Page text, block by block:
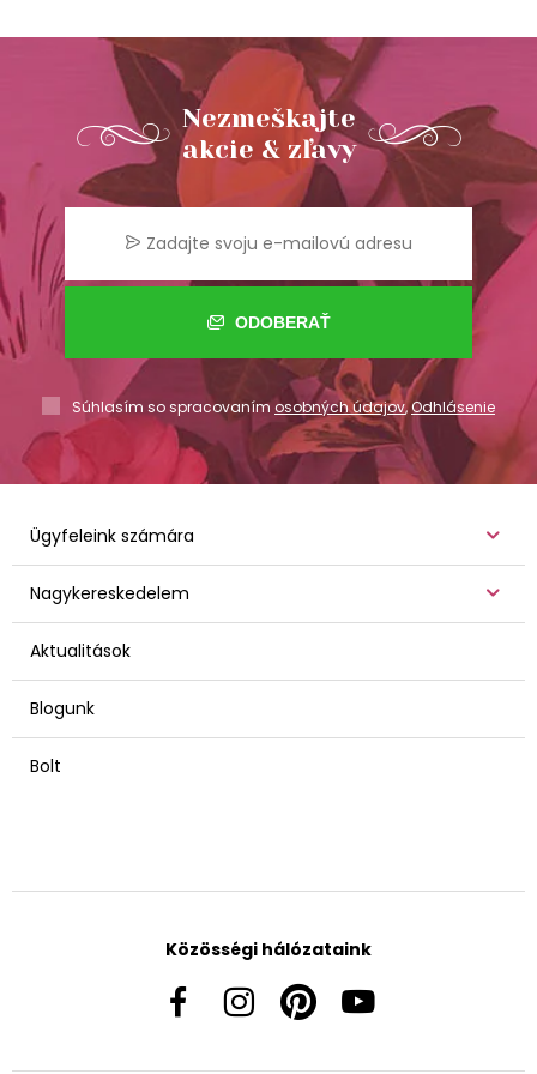
Nezmeškajte
akcie & zľavy
ODOBERAŤ
Súhlasím so spracovaním osobných údajov,Odhlásenie
Ügyfeleink számára
Nagykereskedelem
Aktualitások
Blogunk
Bolt
Közösségi hálózataink